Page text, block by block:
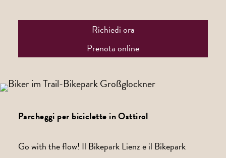
Richiedi ora
Prenota online
Parcheggi per biciclette in Osttirol
Go with the flow! Il Bikepark Lienz e il Bikepark